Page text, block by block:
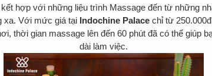
hợp với những liệu trình Massage đến từ những
xa. Với mức giá tại Indochine Palace chỉ từ
thời gian massage lên đến 60 phút đã có thể giúp
dài làm việc.